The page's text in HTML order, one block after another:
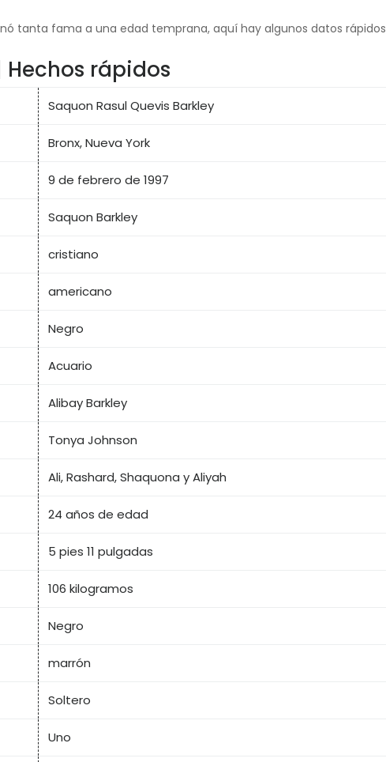
tanta fama a una edad temprana, aquí hay algunos datos rápidos
Hechos rápidos
Saquon Rasul Quevis Barkley
Bronx, Nueva York
9 de febrero de 1997
Saquon Barkley
cristiano
americano
Negro
Acuario
Alibay Barkley
Tonya Johnson
Ali, Rashard, Shaquona y Aliyah
24 años de edad
5 pies 11 pulgadas
106 kilogramos
Negro
marrón
Soltero
Uno